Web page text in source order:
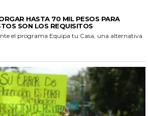
HASTA 70 MIL PESOS PARA
SON LOS REQUISITOS
el programa Equipa tu Casa, una alternativa